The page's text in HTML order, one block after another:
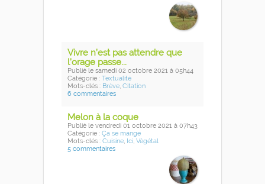
Vivre n’est pas attendre que
l’orage passe...
Publié le samedi 02 octobre 2021 à 05h44
Catégorie : Textualité
Mots-clés : Brève, Citation
6 commentaires
Melon à la coque
Publié le vendredi 01 octobre 2021 à 07h43
Catégorie : Ça se mange
Mots-clés : Cuisine, Ici, Végétal
5 commentaires